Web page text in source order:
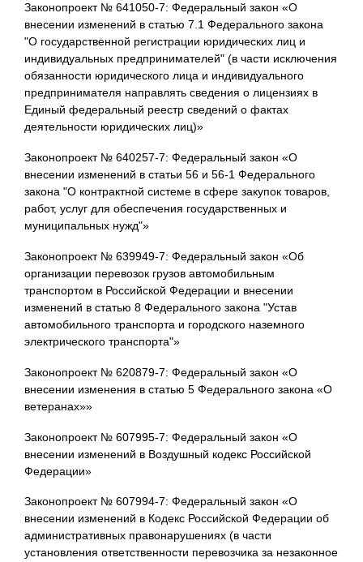
Законопроект № 641050-7: Федеральный закон «О
внесении изменений в статью 7.1 Федерального закона
"О государственной регистрации юридических лиц и
индивидуальных предпринимателей" (в части исключения
обязанности юридического лица и индивидуального
предпринимателя направлять сведения о лицензиях в
Единый федеральный реестр сведений о фактах
деятельности юридических лиц)»
Законопроект № 640257-7: Федеральный закон «О
внесении изменений в статьи 56 и 56-1 Федерального
закона "О контрактной системе в сфере закупок товаров,
работ, услуг для обеспечения государственных и
муниципальных нужд"»
Законопроект № 639949-7: Федеральный закон «Об
организации перевозок грузов автомобильным
транспортом в Российской Федерации и внесении
изменений в статью 8 Федерального закона "Устав
автомобильного транспорта и городского наземного
электрического транспорта"»
Законопроект № 620879-7: Федеральный закон «О
внесении изменения в статью 5 Федерального закона «О
ветеранах»»
Законопроект № 607995-7: Федеральный закон «О
внесении изменений в Воздушный кодекс Российской
Федерации»
Законопроект № 607994-7: Федеральный закон «О
внесении изменений в Кодекс Российской Федерации об
административных правонарушениях (в части
установления ответственности перевозчика за незаконное